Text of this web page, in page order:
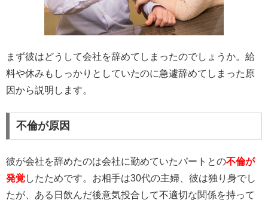
まず彼はどうして会社を辞めてしまったのでしょうか。給
料や休みもしっかりとしていたのに急遽辞めてしまった原
因から説明します。
不倫が原因
彼が会社を辞めたのは会社に勤めていたパートとの不倫が
発覚したためです。お相手は30代の主婦、彼は独り身でし
たが、ある日飲んだ後意気投合して不適切な関係を持って